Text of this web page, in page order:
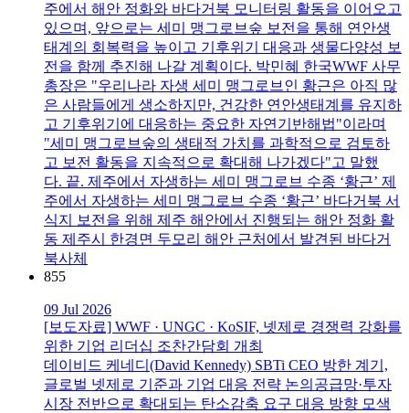
주에서 해안 정화와 바다거북 모니터링 활동을 이어오고
있으며, 앞으로는 세미 맹그로브숲 보전을 통해 연안생
태계의 회복력을 높이고 기후위기 대응과 생물다양성 보
전을 함께 추진해 나갈 계획이다. 박민혜 한국WWF 사무
총장은 "우리나라 자생 세미 맹그로브인 황근은 아직 많
은 사람들에게 생소하지만, 건강한 연안생태계를 유지하
고 기후위기에 대응하는 중요한 자연기반해법"이라며
"세미 맹그로브숲의 생태적 가치를 과학적으로 검토하
고 보전 활동을 지속적으로 확대해 나가겠다"고 말했
다. 끝. 제주에서 자생하는 세미 맹그로브 수종 ‘황근’ 제
주에서 자생하는 세미 맹그로브 수종 ‘황근’ 바다거북 서
식지 보전을 위해 제주 해안에서 진행되는 해안 정화 활
동 제주시 한경면 두모리 해안 근처에서 발견된 바다거
북사체
855
09 Jul 2026
[보도자료] WWF · UNGC · KoSIF, 넷제로 경쟁력 강화를
위한 기업 리더십 조찬간담회 개최
데이비드 케네디(David Kennedy) SBTi CEO 방한 계기,
글로벌 넷제로 기준과 기업 대응 전략 논의공급망·투자
시장 전반으로 확대되는 탄소감축 요구 대응 방향 모색